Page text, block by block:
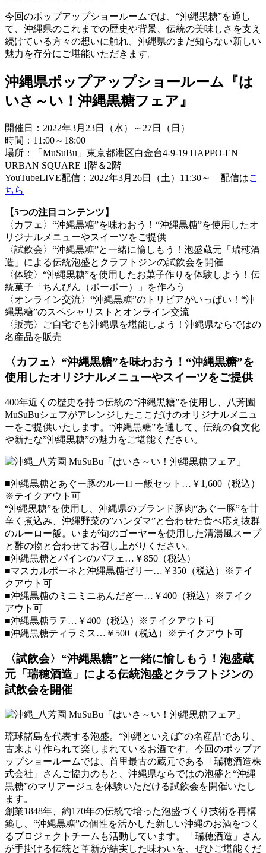
今回のポップアップショールームでは、“沖縄黒糖”を通し
て、沖縄県のこれまでの歴史や背景、伝統の美味しさを支え
続けている方々の想いに触れ、沖縄県のまだ知らない新しい
魅力を存分にご堪能いただきます。
沖縄県ポップアップショールーム『は
いさ～い！沖縄黒糖フェア』
開催日：2022年3月23日（水）～27日（日）
時間：11:00～18:00
場所：「MuSuBu」東京都港区白金台4-9-19 HAPPO-EN
URBAN SQUARE 1階＆2階
YouTubeLIVE配信：2022年3月26日（土）11:30～ 配信はこ
ちら
【5つの注目コンテンツ】
〈カフェ〉“沖縄黒糖”を味わおう！“沖縄黒糖”を使用したオ
リジナルメニューやスイーツをご提供
〈試飲会〉“沖縄黒糖”と一緒に愉しもう！泡盛蔵元「瑞穂酒
造」による伝統泡盛とクラフトジンの試飲会を開催
〈体験〉“沖縄黒糖”を使用したお菓子作りを体験しよう！伝
統菓子「ちんびん（ポーポー）」を作ろう
〈オンライン交流〉“沖縄黒糖”のトリビアがいっぱい！“沖
縄黒糖”のスペシャリストとオンライン交流
〈販売〉ご自宅でも沖縄県を堪能しよう！沖縄県ならではの
名産品を販売
〈カフェ〉“沖縄黒糖”を味わおう！“沖縄黒糖”を
使用したオリジナルメニューやスイーツをご提供
400年近くの歴史を持つ伝統の“沖縄黒糖”を使用し、八芳園
MuSuBuシェフがアレンジしたここだけのオリジナルメニュ
ーをご提供いたします。“沖縄黒糖”を通して、伝統の食文化
や新たな”沖縄黒糖”の魅力をご堪能ください。
■沖縄黒糖とあぐー豚のルーロー飯セット…￥1,600（税込）
※テイクアウト可
“沖縄黒糖”を使用し、沖縄県のブランド豚肉“あぐー豚”を甘
辛く煮込み、沖縄野菜の”ハンダマ”と合わせた食べ応え抜群
のルーロー飯。いまが旬のゴーヤーを使用した清湯風スープ
と酢の物と合わせてお召し上がりください。
■沖縄黒糖とパインのパフェ…￥850（税込）
■マスカルポーネと沖縄黒糖ゼリー…￥350（税込）※テイ
クアウト可
■沖縄黒糖のミニミニあんだぎー…￥400（税込）※テイク
アウト可
■沖縄黒糖ラテ…￥400（税込）※テイクアウト可
■沖縄黒糖ティラミス…￥500（税込）※テイクアウト可
〈試飲会〉“沖縄黒糖”と一緒に愉しもう！泡盛蔵
元「瑞穂酒造」による伝統泡盛とクラフトジンの
試飲会を開催
琉球諸島を代表する泡盛。“沖縄といえば”の名産品であり、
古来より作られて楽しまれているお酒です。今回のポップア
ップショールームでは、首里最古の蔵元である「瑞穂酒造株
式会社」さんご協力のもと、沖縄県ならではの泡盛と“沖縄
黒糖”のマリアージュを体験いただける試飲会を開催いたし
ます。
創業1848年、約170年の伝統で培った泡盛づくり技術を再構
築し、“沖縄黒糖”の個性を活かした新しい沖縄のお酒をつく
るプロジェクトチームも活動しています。「瑞穂酒造」さん
が手掛ける伝統と革新が結実した味わいを、ぜひご堪能くだ